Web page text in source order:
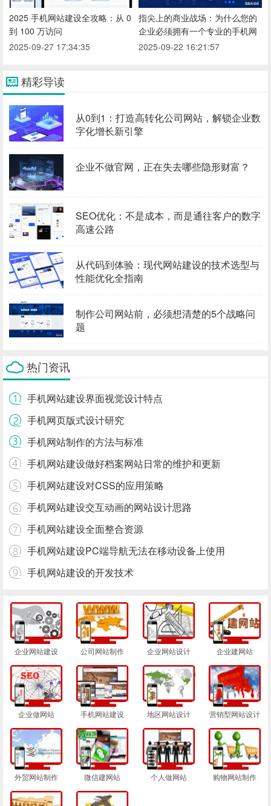
2025 手机网站建设全攻略：从 0
到 100 万访问
2025-09-27 17:34:35
指尖上的商业战场：为什么您的
企业必须拥有一个专业的手机网
2025-09-22 16:21:57
精彩导读
从0到1：打造高转化公司网站，解锁企业数
字化增长新引擎
企业不做官网，正在失去哪些隐形财富？
SEO优化：不是成本，而是通往客户的数字
高速公路
从代码到体验：现代网站建设的技术选型与
性能优化全指南
制作公司网站前，必须想清楚的5个战略问
题
热门资讯
手机网站建设界面视觉设计特点
手机网页版式设计研究
手机网站制作的方法与标准
手机网站建设做好档案网站日常的维护和更新
手机网站建设对CSS的应用策略
手机网站建设交互动画的网站设计思路
手机网站建设全面整合资源
手机网站建设PC端导航无法在移动设备上使用
手机网站建设的开发技术
企业网站建设 公司网站制作 企业网站设计 企业建网站
企业做网站 手机网站建设 地区网站设计 营销型网站设计
外贸网站制作 微信建网站 个人做网站 购物网站制作